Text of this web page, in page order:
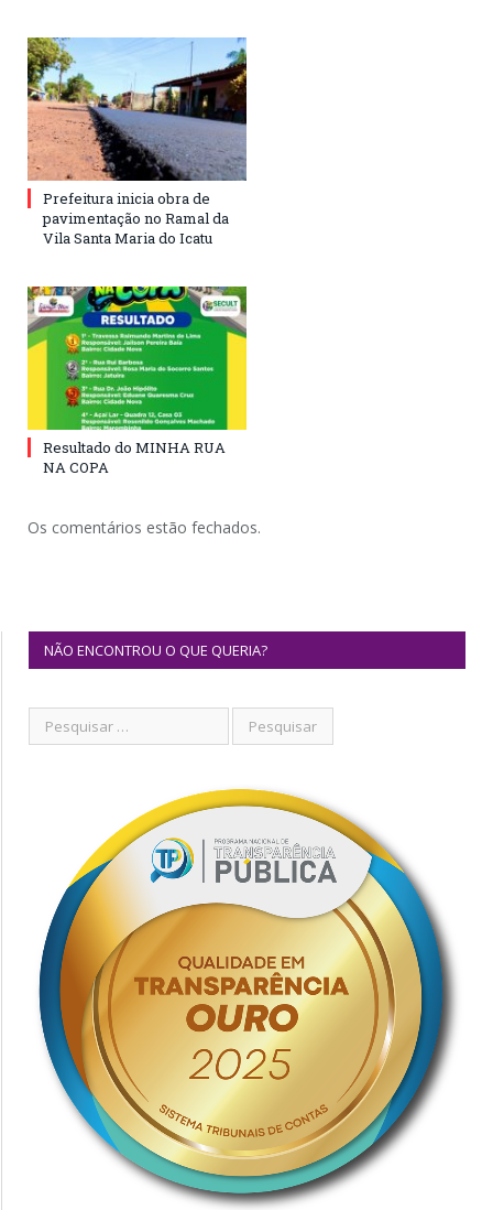
Prefeitura inicia obra de
pavimentação no Ramal da
Vila Santa Maria do Icatu
Resultado do MINHA RUA
NA COPA
Os comentários estão fechados.
NÃO ENCONTROU O QUE QUERIA?